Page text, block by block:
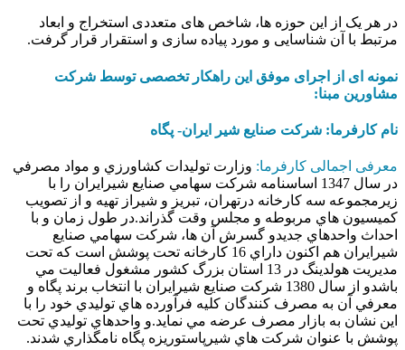
در هر یک از این حوزه ها، شاخص های متعددی استخراج و ابعاد
مرتبط با آن شناسایی و مورد پیاده سازی و استقرار قرار گرفت.
نمونه ای از اجرای موفق این راهکار تخصصی توسط شرکت
مشاورین مبنا:
نام کارفرما: شرکت صنايع شیر ایران- پگاه
معرفی اجمالی کارفرما: وزارت توليدات كشاورزي و مواد مصرفي
در سال 1347 اساسنامه شركت سهامي صنايع شيرايران را با
زيرمجموعه سه كارخانه درتهران، تبريز و شيراز تهيه و از تصويب
كميسيون هاي مربوطه و مجلس وقت گذراند.در طول زمان و با
احداث واحدهاي جديدو گسرش آن ها، شركت سهامي صنايع
شيرايران هم اكنون داراي 16 كارخانه تحت پوشش است كه تحت
مديريت هولدينگ در 13 استان بزرگ كشور مشغول فعاليت مي
باشدو از سال 1380 شركت صنايع شيرايران با انتخاب برند پگاه و
معرفي آن به مصرف كنندگان كليه فرآورده هاي توليدي خود را با
اين نشان به بازار مصرف عرضه مي نمايد.و واحدهاي توليدي تحت
پوشش با عنوان شركت هاي شيرپاستوريزه پگاه نامگذاري شدند.